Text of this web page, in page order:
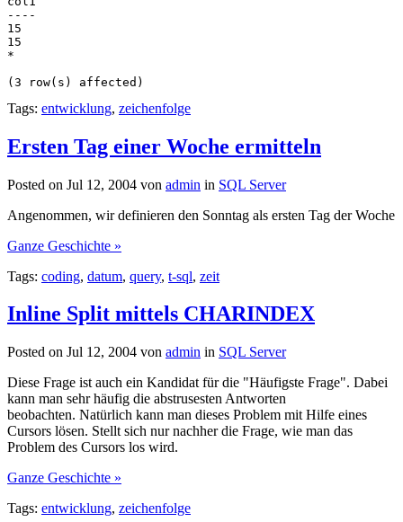
----
15
15
*
(3 row(s) affected)
Tags: entwicklung, zeichenfolge
Ersten Tag einer Woche ermitteln
Posted on Jul 12, 2004 von admin in SQL Server
Angenommen, wir definieren den Sonntag als ersten Tag der Woche
Ganze Geschichte »
Tags: coding, datum, query, t-sql, zeit
Inline Split mittels CHARINDEX
Posted on Jul 12, 2004 von admin in SQL Server
Diese Frage ist auch ein Kandidat für die "Häufigste Frage". Dabei
kann man sehr häufig die abstrusesten Antworten
beobachten. Natürlich kann man dieses Problem mit Hilfe eines
Cursors lösen. Stellt sich nur nachher die Frage, wie man das
Problem des Cursors los wird.
Ganze Geschichte »
Tags: entwicklung, zeichenfolge